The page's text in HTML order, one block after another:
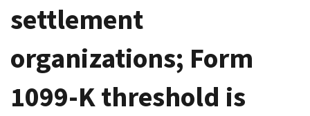
settlement
organizations; Form
1099-K threshold is